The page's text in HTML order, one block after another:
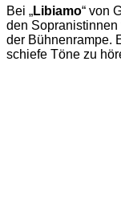
Bei „Libiamo“ von
den
der Bühnenrampe.
schiefe Töne zu